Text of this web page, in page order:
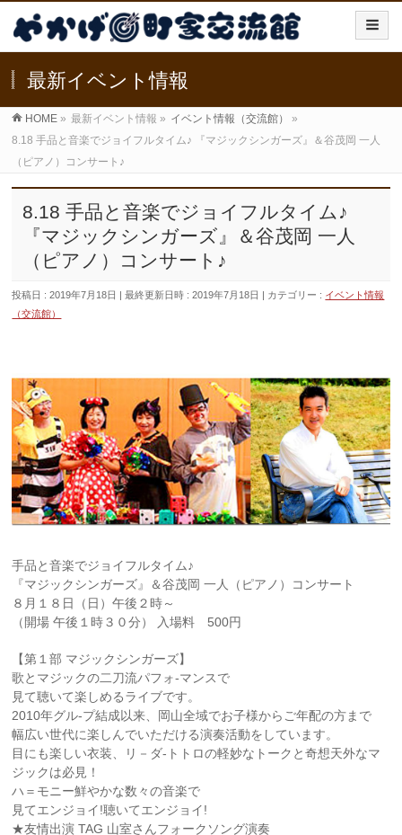
最新イベント情報
HOME » 最新イベント情報 » イベント情報（交流館）
»
8.18 手品と音楽でジョイフルタイム♪ 『マジックシンガーズ』＆谷茂岡 一人
（ピアノ）コンサート♪
8.18 手品と音楽でジョイフルタイム♪
『マジックシンガーズ』＆谷茂岡 一人
（ピアノ）コンサート♪
投稿日 : 2019年7月18日 最終更新日時 : 2019年7月18日 カテゴリー : イベント情報
（交流館）
手品と音楽でジョイフルタイム♪
『マジックシンガーズ』＆谷茂岡 一人（ピアノ）コンサート
８月１８日（日）午後２時～
（開場 午後１時３０分） 入場料 500円
【第１部 マジックシンガーズ】
歌とマジックの二刀流パフォ-マンスで
見て聴いて楽しめるライブです。
2010年グル-プ結成以来、岡山全域でお子様からご年配の方まで
幅広い世代に楽しんでいただける演奏活動をしています。
目にも楽しい衣装、リ－ダ-トトロの軽妙なトークと奇想天外なマ
ジックは必見！
ハ＝モニー鮮やかな数々の音楽で
見てエンジョイ!聴いてエンジョイ!
★友情出演 TAG 山室さんフォークソング演奏